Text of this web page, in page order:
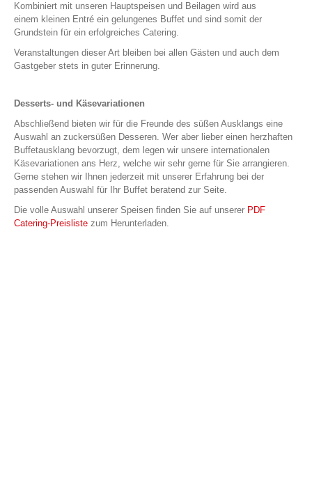
Kombiniert mit unseren Hauptspeisen und Beilagen wird aus
einem kleinen Entré ein gelungenes Buffet und sind somit der
Grundstein für ein erfolgreiches Catering.
Veranstaltungen dieser Art bleiben bei allen Gästen und auch dem
Gastgeber stets in guter Erinnerung.
Desserts- und Käsevariationen
Abschließend bieten wir für die Freunde des süßen Ausklangs eine
Auswahl an zuckersüßen Desseren. Wer aber lieber einen herzhaften
Buffetausklang bevorzugt, dem legen wir unsere internationalen
Käsevariationen ans Herz, welche wir sehr gerne für Sie arrangieren.
Gerne stehen wir Ihnen jederzeit mit unserer Erfahrung bei der
passenden Auswahl für Ihr Buffet beratend zur Seite.
Die volle Auswahl unserer Speisen finden Sie auf unserer PDF
Catering-Preisliste zum Herunterladen.